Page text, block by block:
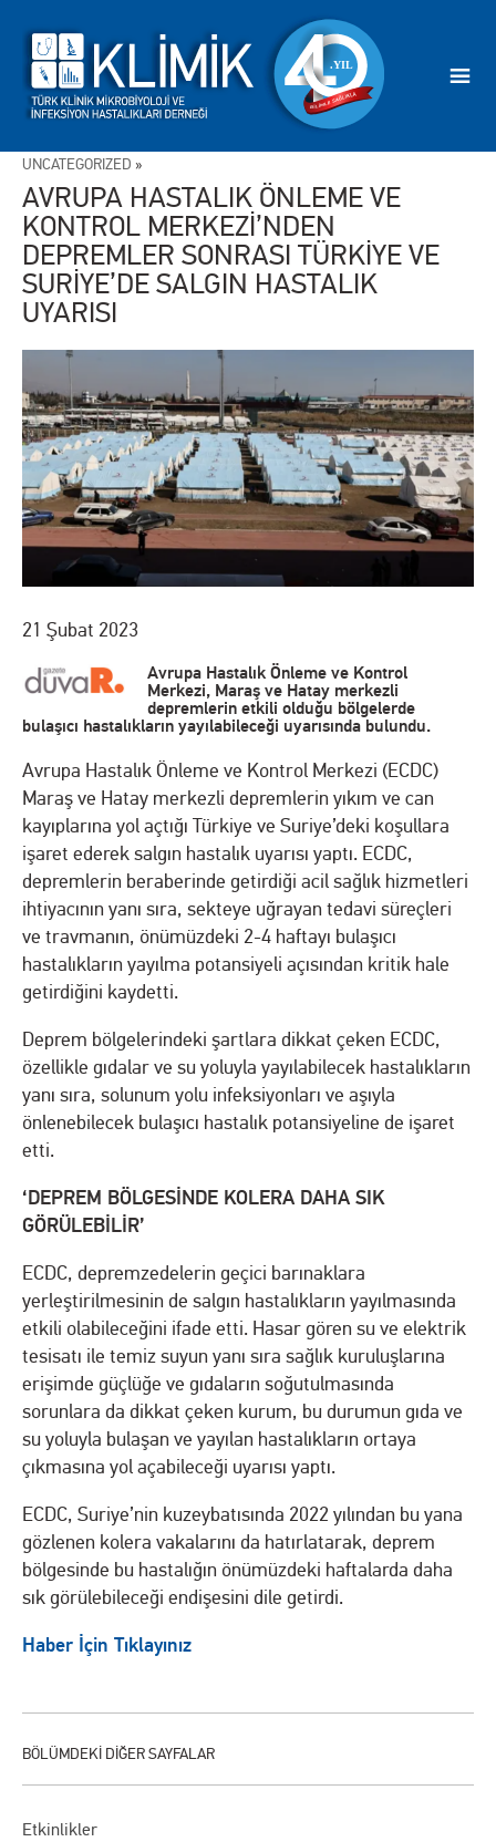
Etkinlikler
UNCATEGORİZED »
AVRUPA HASTALIK ÖNLEME VE
KONTROL MERKEZİ’NDEN
DEPREMLER SONRASI TÜRKİYE VE
SURİYE’DE SALGIN HASTALIK
UYARISI
21 Şubat 2023
Avrupa Hastalık Önleme ve Kontrol
Merkezi, Maraş ve Hatay merkezli
depremlerin etkili olduğu bölgelerde
bulaşıcı hastalıkların yayılabileceği uyarısında bulundu.
Avrupa Hastalık Önleme ve Kontrol Merkezi (ECDC)
Maraş ve Hatay merkezli depremlerin yıkım ve can
kayıplarına yol açtığı Türkiye ve Suriye’deki koşullara
işaret ederek salgın hastalık uyarısı yaptı. ECDC,
depremlerin beraberinde getirdiği acil sağlık hizmetleri
ihtiyacının yanı sıra, sekteye uğrayan tedavi süreçleri
ve travmanın, önümüzdeki 2-4 haftayı bulaşıcı
hastalıkların yayılma potansiyeli açısından kritik hale
getirdiğini kaydetti.
Deprem bölgelerindeki şartlara dikkat çeken ECDC,
özellikle gıdalar ve su yoluyla yayılabilecek hastalıkların
yanı sıra, solunum yolu infeksiyonları ve aşıyla
önlenebilecek bulaşıcı hastalık potansiyeline de işaret
etti.
‘DEPREM BÖLGESİNDE KOLERA DAHA SIK
GÖRÜLEBİLİR’
ECDC, depremzedelerin geçici barınaklara
yerleştirilmesinin de salgın hastalıkların yayılmasında
etkili olabileceğini ifade etti. Hasar gören su ve elektrik
tesisatı ile temiz suyun yanı sıra sağlık kuruluşlarına
erişimde güçlüğe ve gıdaların soğutulmasında
sorunlara da dikkat çeken kurum, bu durumun gıda ve
su yoluyla bulaşan ve yayılan hastalıkların ortaya
çıkmasına yol açabileceği uyarısı yaptı.
ECDC, Suriye’nin kuzeybatısında 2022 yılından bu yana
gözlenen kolera vakalarını da hatırlatarak, deprem
bölgesinde bu hastalığın önümüzdeki haftalarda daha
sık görülebileceği endişesini dile getirdi.
Haber İçin Tıklayınız